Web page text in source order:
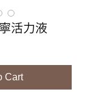
活力液
Cart